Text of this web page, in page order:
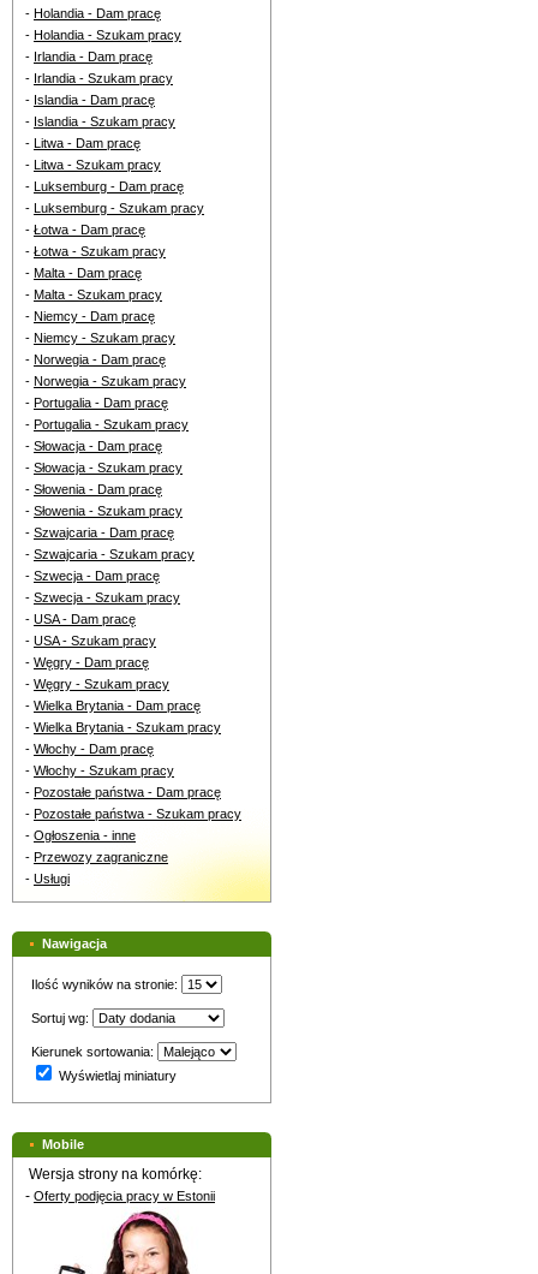
- Holandia - Dam pracę
- Holandia - Szukam pracy
- Irlandia - Dam pracę
- Irlandia - Szukam pracy
- Islandia - Dam pracę
- Islandia - Szukam pracy
- Litwa - Dam pracę
- Litwa - Szukam pracy
- Luksemburg - Dam pracę
- Luksemburg - Szukam pracy
- Łotwa - Dam pracę
- Łotwa - Szukam pracy
- Malta - Dam pracę
- Malta - Szukam pracy
- Niemcy - Dam pracę
- Niemcy - Szukam pracy
- Norwegia - Dam pracę
- Norwegia - Szukam pracy
- Portugalia - Dam pracę
- Portugalia - Szukam pracy
- Słowacja - Dam pracę
- Słowacja - Szukam pracy
- Słowenia - Dam pracę
- Słowenia - Szukam pracy
- Szwajcaria - Dam pracę
- Szwajcaria - Szukam pracy
- Szwecja - Dam pracę
- Szwecja - Szukam pracy
- USA - Dam pracę
- USA - Szukam pracy
- Węgry - Dam pracę
- Węgry - Szukam pracy
- Wielka Brytania - Dam pracę
- Wielka Brytania - Szukam pracy
- Włochy - Dam pracę
- Włochy - Szukam pracy
- Pozostałe państwa - Dam pracę
- Pozostałe państwa - Szukam pracy
- Ogłoszenia - inne
- Przewozy zagraniczne
- Usługi
Nawigacja
Ilość wyników na stronie:
Sortuj wg:
Kierunek sortowania:
Wyświetlaj miniatury
Mobile
Wersja strony na komórkę:
- Oferty podjęcia pracy w Estonii